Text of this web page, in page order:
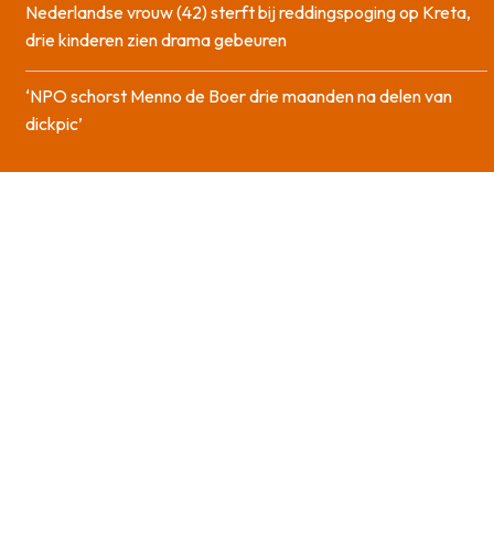
Nederlandse vrouw (42) sterft bij reddingspoging op Kreta,
drie kinderen zien drama gebeuren
‘NPO schorst Menno de Boer drie maanden na delen van
dickpic’